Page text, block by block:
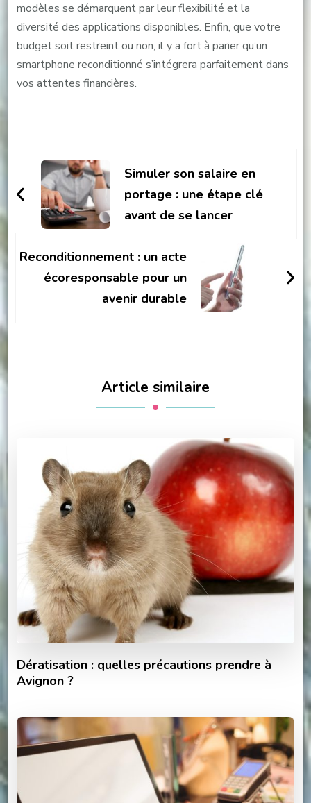
modèles se démarquent par leur flexibilité et la
diversité des applications disponibles. Enfin, que votre
budget soit restreint ou non, il y a fort à parier qu’un
smartphone reconditionné s’intégrera parfaitement dans
vos attentes financières.
d'article
Simuler son salaire en
portage : une étape clé
avant de se lancer
Reconditionnement : un acte
écoresponsable pour un
avenir durable
Article similaire
Dératisation : quelles précautions prendre à
Avignon ?